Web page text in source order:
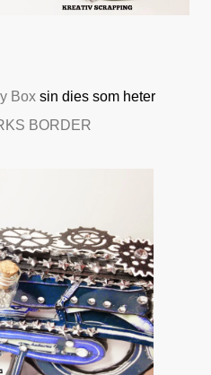
Boxsin dies som heter
BORDER